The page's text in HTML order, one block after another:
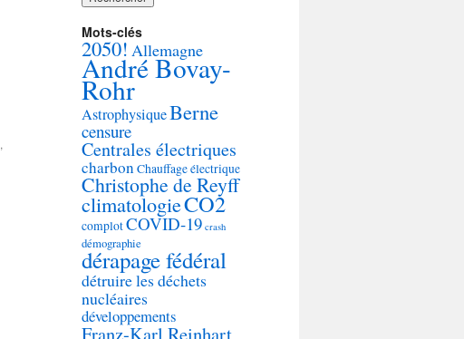
,
Mots-clés
2050! Allemagne
André Bovay-
Rohr
AstrophysiqueBerne
censure
Centrales électriques
charbonChauffage électrique
Christophe de Reyff
climatologieCO2
complotCOVID-19 crash
démographie
dérapage fédéral
détruire les déchets
nucléaires
développements
Franz-Karl Reinhart